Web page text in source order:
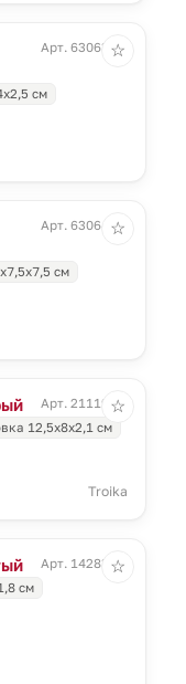
Арт. 63063.30
см
☆
Арт. 63064.31
см
☆
Арт. 21119.10
12,5х8х2,1 см
Troika
☆
Арт. 14283.10
см
☆